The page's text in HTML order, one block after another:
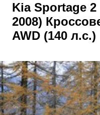
Kia Sportage 2
2008)
AWD (140 л.с.)